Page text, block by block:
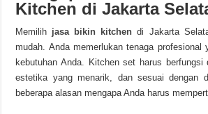
Kitchen di Jakarta
Memilih jasa bikin kitchen di Jakarta
mudah. Anda memerlukan tenaga profesional
kebutuhan Anda. Kitchen set harus berfungsi
estetika yang menarik, dan sesuai dengan
beberapa alasan mengapa Anda harus